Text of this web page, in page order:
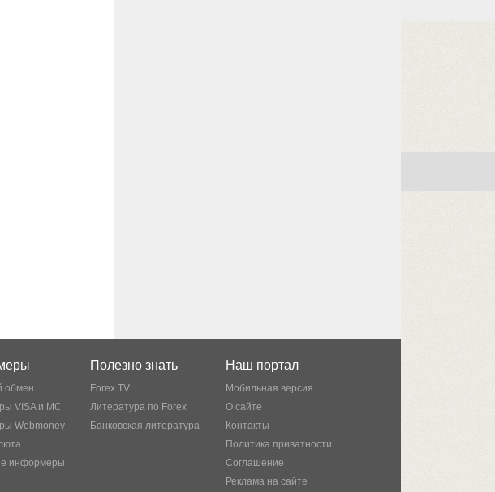
обмен
VISA и MC
Webmoney
информеры
Полезно знать
Forex TV
Литература по Forex
Банковская литература
Наш портал
Мобильная версия
О сайте
Контакты
Политика приватности
Соглашение
Реклама на сайте